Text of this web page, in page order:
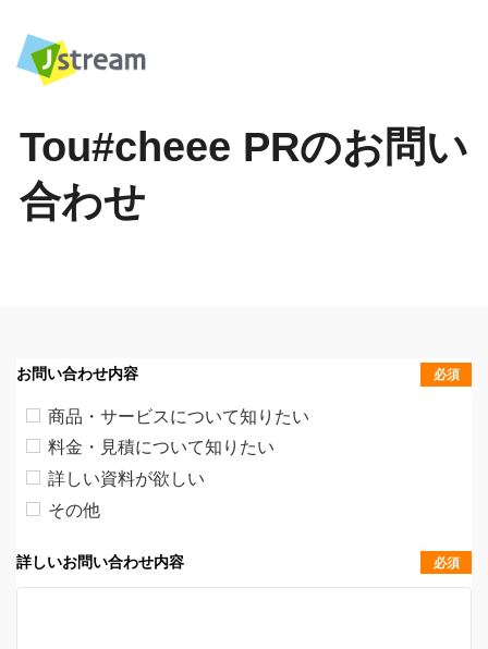
Tou#cheee PRのお問い
合わせ
お問い合わせ内容 必須
商品・サービスについて知りたい
料金・見積について知りたい
詳しい資料が欲しい
その他
詳しいお問い合わせ内容 必須